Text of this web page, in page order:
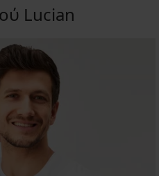
Lucian